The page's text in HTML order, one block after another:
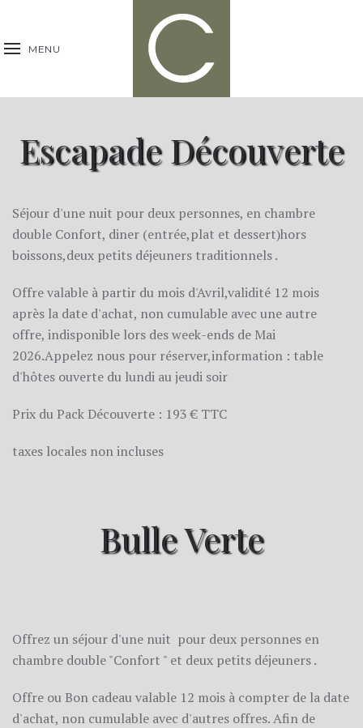
MENU
Escapade Découverte
Séjour d'une nuit pour deux personnes, en chambre
double Confort, diner (entrée,plat et dessert)hors
boissons,deux petits déjeuners traditionnels .
Offre valable à partir du mois d'Avril,validité 12 mois
après la date d'achat, non cumulable avec une autre
offre, indisponible lors des week-ends de Mai
2026.Appelez nous pour réserver,information : table
d'hôtes ouverte du lundi au jeudi soir
Prix du Pack Découverte : 193 € TTC
taxes locales non incluses
Bulle Verte
Offrez un séjour d'une nuit pour deux personnes en
chambre double "Confort " et deux petits déjeuners .
Offre ou Bon cadeau valable 12 mois à compter de la date
d'achat, non cumulable avec d'autres offres. Afin de